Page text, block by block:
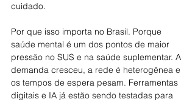
cuidado.
Por que isso importa no Brasil. Porque
saúde mental é um dos pontos de maior
pressão no SUS e na saúde suplementar. A
demanda cresceu, a rede é heterogênea e
os tempos de espera pesam. Ferramentas
digitais e IA já estão sendo testadas para